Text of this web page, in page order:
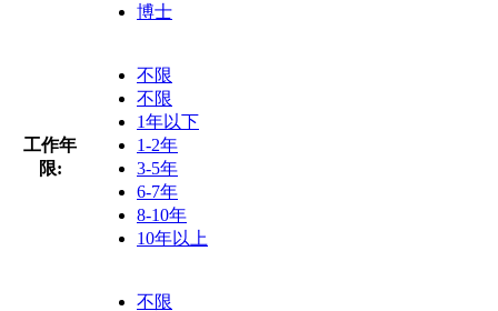
博士
工作年
限:
不限
不限
1年以下
1-2年
3-5年
6-7年
8-10年
10年以上
不限